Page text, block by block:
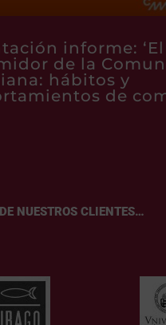
informe: ‘El
de la
hábitos y
de
NUESTROS CLIENTES…